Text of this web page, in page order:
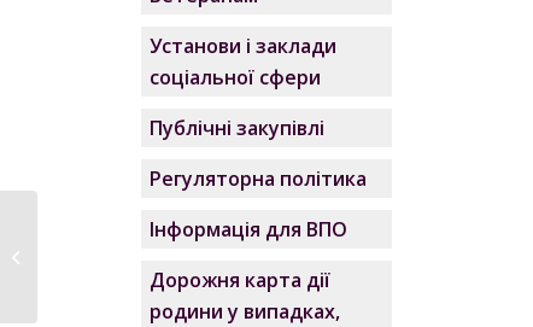
Установи і заклади
соціальної сфери
Публічні закупівлі
Регуляторна політика
Інформація для ВПО
Дорожня карта дії
родини у випадках,
Відомість поіменного